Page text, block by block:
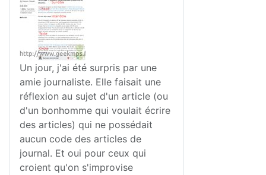
Un jour, j'ai été surpris par une
amie journaliste. Elle faisait une
réflexion au sujet d'un article (ou
d'un bonhomme qui voulait écrire
des articles) qui ne possédait
aucun code des articles de
journal. Et oui pour ceux qui
croient qu'on s'improvise